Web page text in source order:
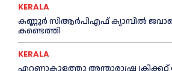
KERALA
കണ്ണൂര്‍ സിആര്‍പിഎഫ് ക്യാമ്പില്‍
കണ്ടെത്തി
KERALA
എറണാകുളത്തു അന്താരാഷ്ട്ര ക്രിക്കറ്റ്